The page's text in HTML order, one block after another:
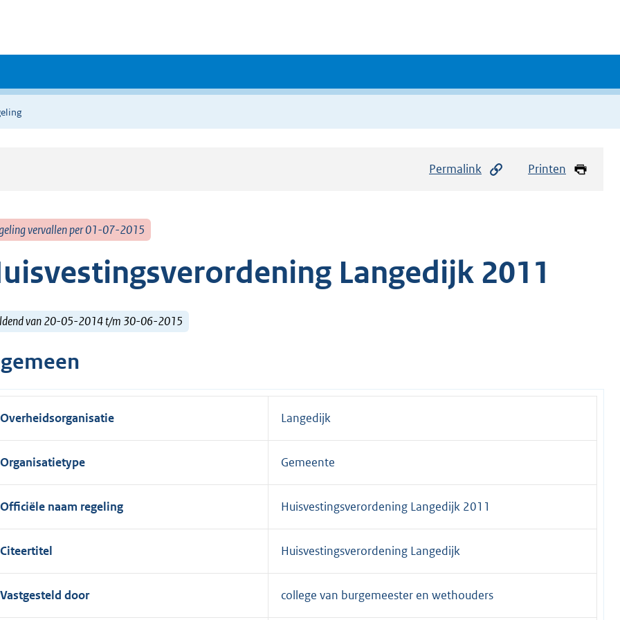
Permalink Printen
vervallen per 01-07-2015
Langedijk 2011
van 20-05-2014 t/m 30-06-2015
Overheidsorganisatie Langedijk
Organisatietype Gemeente
Officiële naam regeling Huisvestingsverordening Langedijk 2011
Citeertitel Huisvestingsverordening Langedijk
Vastgesteld door college van burgemeester en wethouders